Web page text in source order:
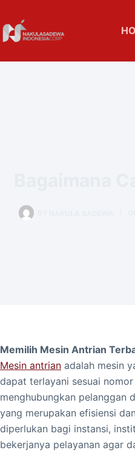
Memilih Mesin Antrian
Mesin antrian adalah mesin
dapat terlayani sesuai
menghubungkan pelanggan
yang merupakan efisiensi
diperlukan bagi instansi,
bekerjanya pelayanan agar